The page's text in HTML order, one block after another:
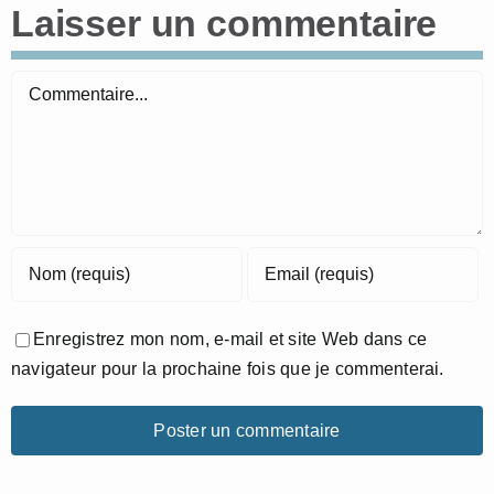
Laisser un commentaire
Commentaire
Enregistrez mon nom, e-mail et site Web dans ce
navigateur pour la prochaine fois que je commenterai.